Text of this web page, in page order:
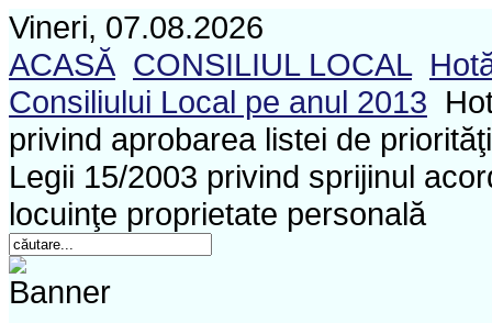
Vineri, 07.08.2026
ACASĂ CONSILIUL LOCAL
Consiliului Local pe anul 2013
privind aprobarea listei de
Legii 15/2003 privind sprijinul
locuinţe proprietate personală